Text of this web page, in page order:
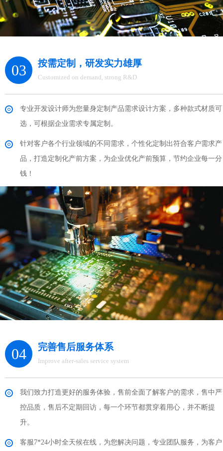
03 按需定制，研发实力雄厚
Customized on demand, strong R&D
专业开发设计师为您量身定制产品需求设计方案，多种款式材质可
选，可根据企业需求专属定制。
针对客户各个行业领域的不同需求，个性化定制出符合客户需求产
品，打造定制化产前方案，为企业优化产前预算，节约企业每一分
钱！
04 完善售后服务体系
Improve after-sales service system
我们致力打造更好的服务体验，售前全面了解客户的需求，售中严
控品质，售后不定期回访，每一个环节都贯穿着用心，并不断提
升。
客服7*24小时全天候在线，为您解决问题，专业团队服务，为客户